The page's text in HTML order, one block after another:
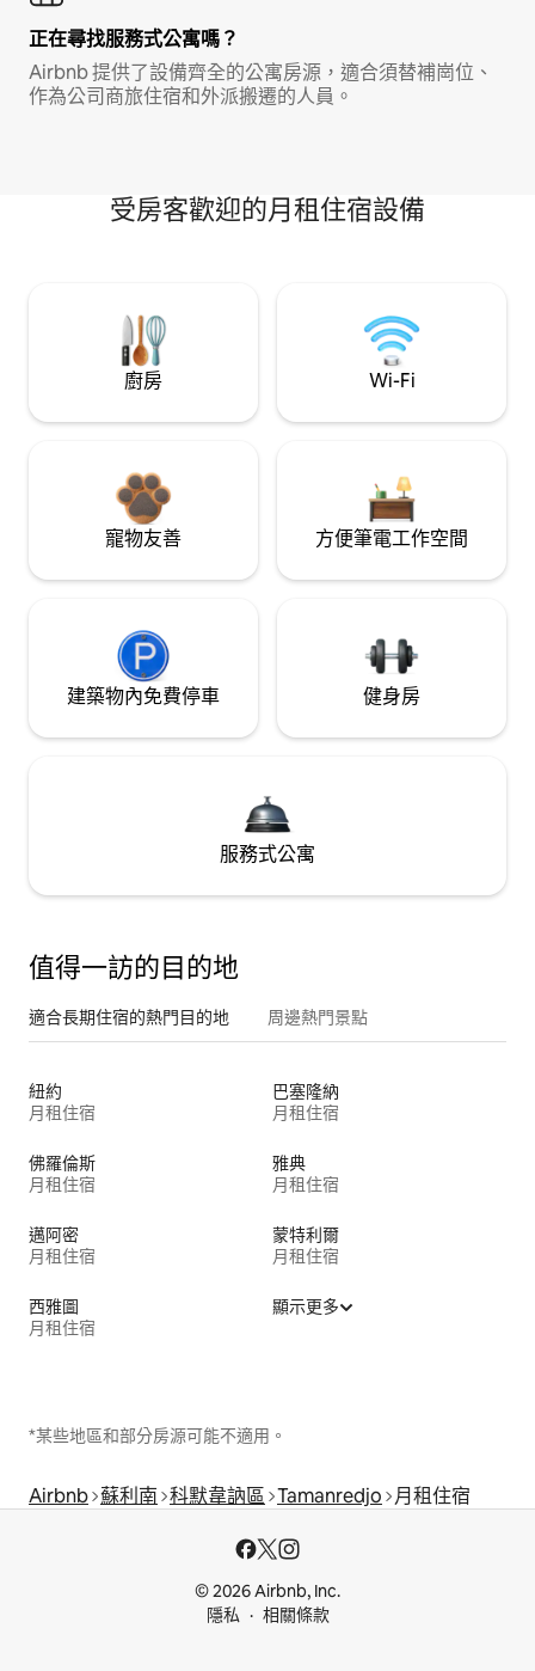
正在尋找服務式公寓嗎？
Airbnb 提供了設備齊全的公寓房源，適合須替補崗位、
作為公司商旅住宿和外派搬遷的人員。
受房客歡迎的月租住宿設備
廚房 Wi-Fi
寵物友善 方便筆電工作空間
建築物內免費停車 健身房
服務式公寓
值得一訪的目的地
適合長期住宿的熱門目的地 周邊熱門景點
紐約
月租住宿
巴塞隆納
月租住宿
佛羅倫斯
月租住宿
雅典
月租住宿
邁阿密
月租住宿
蒙特利爾
月租住宿
西雅圖
月租住宿
顯示更多
*某些地區和部分房源可能不適用。
Airbnb 蘇利南 科默韋訥區 Tamanredjo 月租住宿
© 2026 Airbnb, Inc.
隱私
相關條款